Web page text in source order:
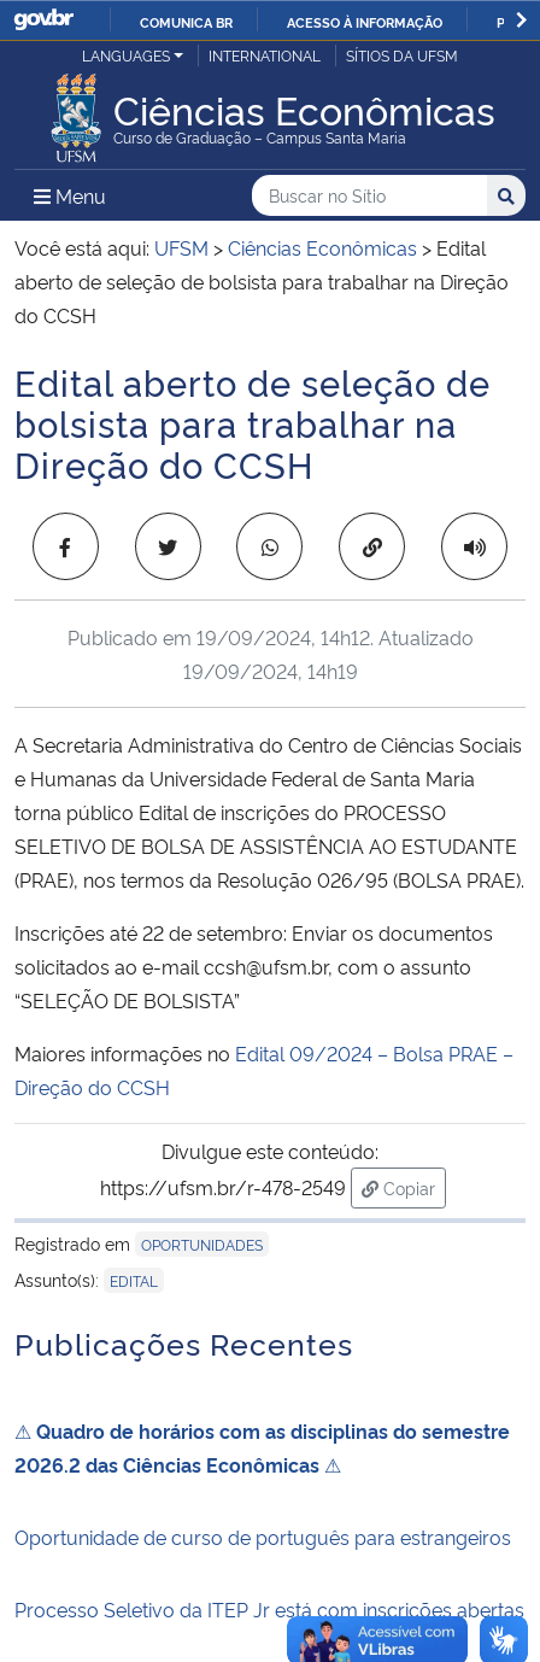
IR
O
COMUNICA BR ACESSO À INFORMAÇÃO
Ministério da Justiça e Segurança Pública
Ministério da Defesa
Ministério das Relações Exteriores
Ministério da Economia
Ministério da Infraestrutura
Ministério da Agricultura, Pecuária e Abastecimento
Ministério da Cidadania
Ministério da Ciência, Tecnologia, Inovações e Comunicações
Ministério do Meio Ambiente
Ministério do Turismo
Ministério do Desenvolvimento Regional
Controladoria-Geral da União
Ministério da Mulher, da Família e dos Direitos Humanos
Secretaria de Governo
Planalto
LANGUAGES INTERNATIONAL SÍTIOS DA UFSM
Ciências Econômicas
Curso de Graduação – Campus Santa Maria
Menu Menu Principal do Sítio
Busca
Buscar no no Sítio
Busca:
Você está aqui: UFSM >Ciências Econômicas > Edital
aberto de seleção de bolsista para trabalhar na Direção
do CCSH
Início do conteúdo
Edital aberto de seleção de
bolsista para trabalhar na
Direção do CCSH
Copiar para área
Publicado em 19/09/2024, 14h12. Atualizado
19/09/2024, 14h19
A Secretaria Administrativa do Centro de Ciências Sociais
e Humanas da Universidade Federal de Santa Maria
torna público Edital de inscrições do PROCESSO
SELETIVO DE BOLSA DE ASSISTÊNCIA AO ESTUDANTE
(PRAE), nos termos da Resolução 026/95 (BOLSA PRAE).
Inscrições até 22 de setembro: Enviar os documentos
solicitados ao e-mail ccsh@ufsm.br, com o assunto
“SELEÇÃO DE BOLSISTA”
Maiores informações no Edital 09/2024 – Bolsa PRAE –
Direção do CCSH
Divulgue este conteúdo:
https://ufsm.br/r-478-2549
Copiar
para área de
Registrado em OPORTUNIDADES
Assunto(s): EDITAL
Publicações Recentes
⚠ Quadro de horários com as disciplinas do semestre
2026.2 das Ciências Econômicas ⚠
Oportunidade de curso de português para estrangeiros
Processo Seletivo da ITEP Jr está com inscrições abertas